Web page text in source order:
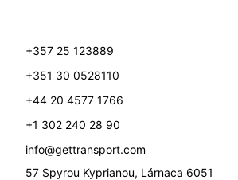
+357 25 123889
+351 30 0528110
+44 20 4577 1766
+1 302 240 28 90
info@gettransport.com
57 Spyrou Kyprianou, Lárnaca 6051